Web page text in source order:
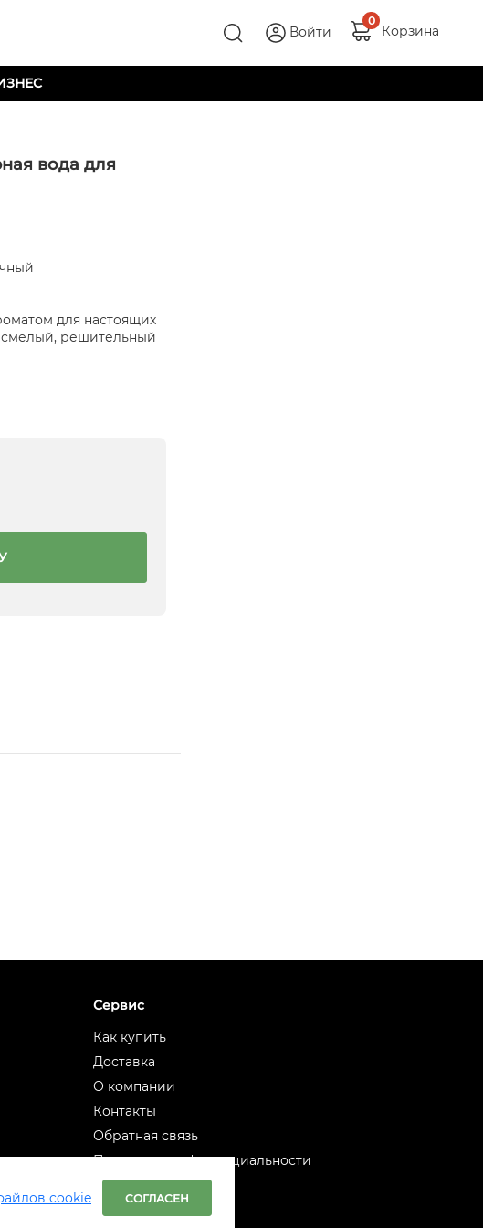
Войти
0
Корзина
вода для
для настоящих
решительный
cookie СОГЛАСЕН
Сервис
Как купить
Доставка
О компании
Контакты
Обратная связь
Политика конфиденциальности